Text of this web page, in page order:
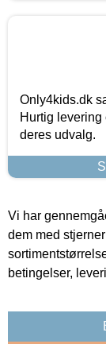
Only4kids.dk
Hurtig levering
deres udvalg.
Vi har
dem med
betingelser,